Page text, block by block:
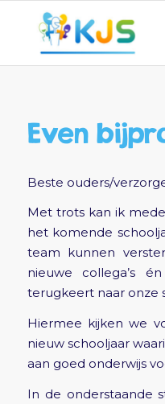
Even
Beste ouders/
Met trots kan ik
het komende
team kunnen
nieuwe collega’s
terugkeert naar onze
Hiermee kijken we
nieuw schooljaar
aan goed onderwijs
In de onderstaande